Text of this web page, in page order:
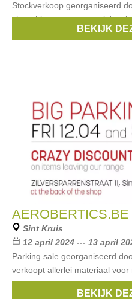
Stockverkoop georganiseerd
shopt hier petten, paraplu's,
priijzen tussen €5 en €15.
BEKIJK
Sint Kruis
12 april 2024 --- 13 april
Parking sale georganiseerd
verkoopt allerlei materiaal voor
auto's, boten, ... en alle
BEKIJK